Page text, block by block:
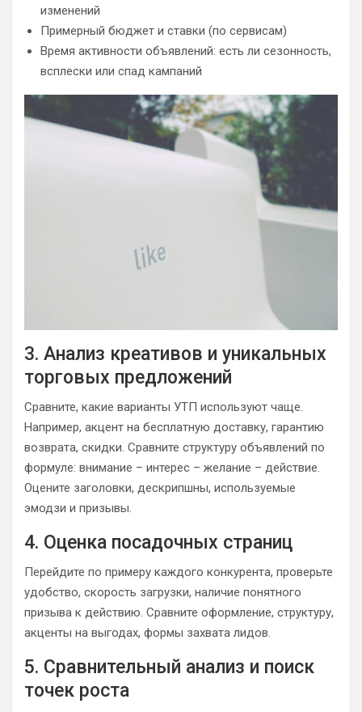
изменений
Примерный бюджет и ставки (по сервисам)
Время активности объявлений: есть ли сезонность,
всплески или спад кампаний
3. Анализ креативов и уникальных
торговых предложений
Сравните, какие варианты УТП используют чаще.
Например, акцент на бесплатную доставку, гарантию
возврата, скидки. Сравните структуру объявлений по
формуле: внимание – интерес – желание – действие.
Оцените заголовки, дескрипшны, используемые
эмодзи и призывы.
4. Оценка посадочных страниц
Перейдите по примеру каждого конкурента, проверьте
удобство, скорость загрузки, наличие понятного
призыва к действию. Сравните оформление, структуру,
акценты на выгодах, формы захвата лидов.
5. Сравнительный анализ и поиск
точек роста